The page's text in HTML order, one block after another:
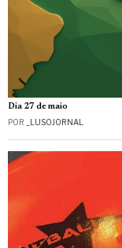
Dia 27 de maio
POR _LUSOJORNAL